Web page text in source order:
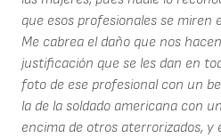
que esos profesionales se miren
Me cabrea el daño que nos
justificación que se les dan en
foto de ese profesional con un
la de la soldado americana con
encima de otros aterrorizados, y